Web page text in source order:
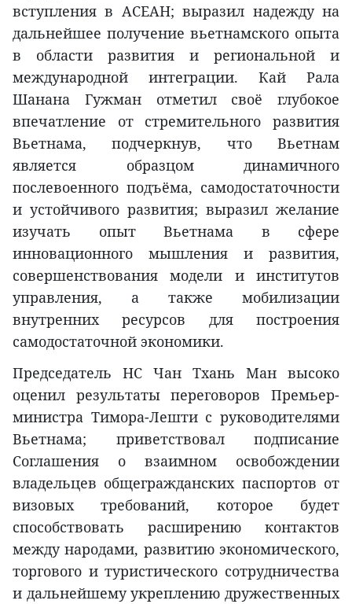
вступления в АСЕАН; выразил надежду на
дальнейшее получение вьетнамского опыта
в области развития и региональной и
международной интеграции. Кай Рала
Шанана Гужман отметил своё глубокое
впечатление от стремительного развития
Вьетнама, подчеркнув, что Вьетнам
является образцом динамичного
послевоенного подъёма, самодостаточности
и устойчивого развития; выразил желание
изучать опыт Вьетнама в сфере
инновационного мышления и развития,
совершенствования модели и институтов
управления, а также мобилизации
внутренних ресурсов для построения
самодостаточной экономики.
Председатель НС Чан Тхань Ман высоко
оценил результаты переговоров Премьер-
министра Тимора-Лешти с руководителями
Вьетнама; приветствовал подписание
Соглашения о взаимном освобождении
владельцев общегражданских паспортов от
визовых требований, которое будет
способствовать расширению контактов
между народами, развитию экономического,
торгового и туристического сотрудничества
и дальнейшему укреплению дружественных